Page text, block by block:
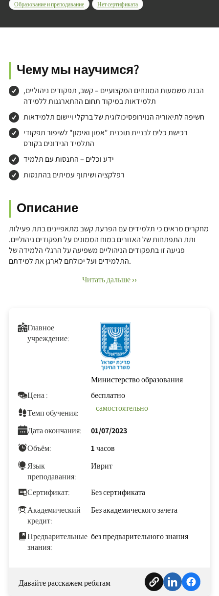
Образование и преподавание
Нет сертификата
Чему мы научимся?
הבנת משמעות המונחים המקצועיים – קשב, תפקודים ניהוליים,
תלמידאות במיקוד תחום ההתארגנות ללמידה
חשיפה לתיאוריה הנוירופסיכולוגית של ברקלי ויישום תלמידאות
רכישת כלים לבניית תוכנית "אמון ואימון" לשיפור תפקודי
התלמיד הנידונים בקורס
ידע וכלים – התנסות עם תלמיד
רפלקציה ושיתוף עמיתים בהתנסות
Описание
מחקרים מראים כי תלמידים עם הפרעת קשב מתאפיינים בתת פעילות
ותת התפתחות של האזורים במוח הממונים על תפקודים ניהוליים.
פגיעה זו בתפקודים הניהוליים משפיעה על הרגלי הלמידה של
התלמידים ועל יכולתם לארגן את למידתם.
Читать дальше ››
Главное
учреждение:
Министерство образования
Цена :
бесплатно
Темп обучения:
самостоятельно
Дата окончания:
01/07/2023
Объём:
1 часов
Язык
преподавания:
Иврит
Сертификат:
Без сертификата
Академический
кредит:
Без академического зачета
Предварительные
знания:
без предварительного знания
Давайте расскажем ребятам